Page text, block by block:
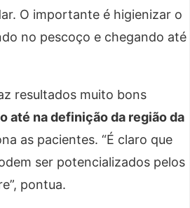
O importante é higienizar o
no pescoço e chegando até
resultados muito bons
até na definição da região da
as pacientes. “É claro que
ser potencializados pelos
pontua.